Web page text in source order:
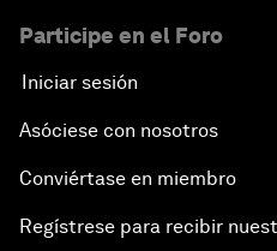
Participe en el Foro
Iniciar sesión
Asóciese con nosotros
Conviértase en miembro
Regístrese para recibir